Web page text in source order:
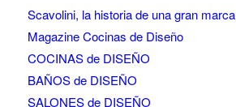
Scavolini, la historia de una gran marca
Magazine Cocinas de Diseño
COCINAS de DISEÑO
BAÑOS de DISEÑO
SALONES de DISEÑO